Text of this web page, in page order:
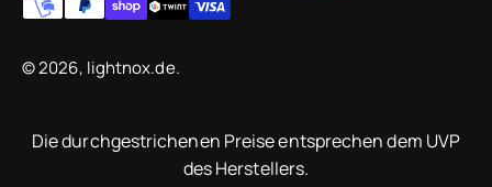
© 2026, lightnox.de.
Die durchgestrichenen Preise entsprechen dem UVP
des Herstellers.